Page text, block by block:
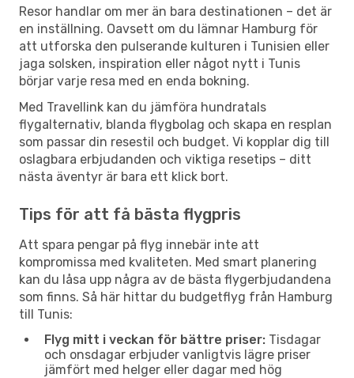
Resor handlar om mer än bara destinationen – det är
en inställning. Oavsett om du lämnar Hamburg för
att utforska den pulserande kulturen i Tunisien eller
jaga solsken, inspiration eller något nytt i Tunis
börjar varje resa med en enda bokning.
Med Travellink kan du jämföra hundratals
flygalternativ, blanda flygbolag och skapa en resplan
som passar din resestil och budget. Vi kopplar dig till
oslagbara erbjudanden och viktiga resetips – ditt
nästa äventyr är bara ett klick bort.
Tips för att få bästa flygpris
Att spara pengar på flyg innebär inte att
kompromissa med kvaliteten. Med smart planering
kan du låsa upp några av de bästa flygerbjudandena
som finns. Så här hittar du budgetflyg från Hamburg
till Tunis:
Flyg mitt i veckan för bättre priser: Tisdagar
och onsdagar erbjuder vanligtvis lägre priser
jämfört med helger eller dagar med hög